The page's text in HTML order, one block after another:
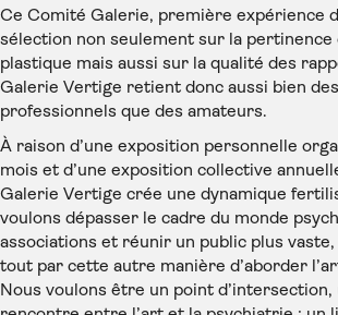
Ce Comité Galerie, première expérience
sélection non seulement sur la pertinence
plastique mais aussi sur la qualité des
Galerie Vertige retient donc aussi bien
professionnels que des amateurs.
À raison d’une exposition personnelle
mois et d’une exposition collective
Galerie Vertige crée une dynamique
voulons dépasser le cadre du monde
associations et réunir un public plus
tout par cette autre manière d’aborder
Nous voulons être un point d’intersection,